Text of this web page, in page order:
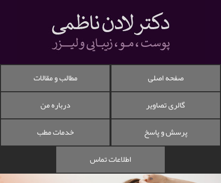
صفحه اصلی
مطالب و مقالات
گالری تصاویر
درباره من
پرسش و پاسخ
خدمات مطب
اطلاعات تماس